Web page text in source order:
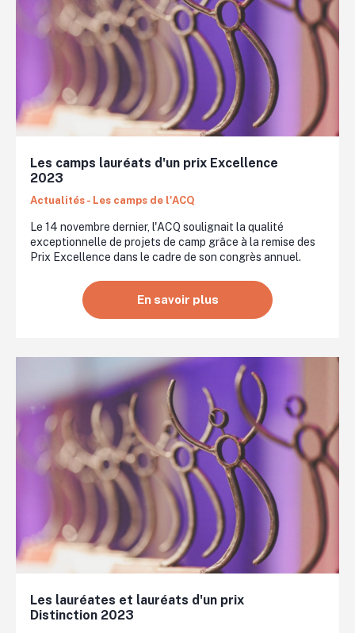
Les camps lauréats d'un prix Excellence
2023
Actualités - Les camps de l'ACQ
Le 14 novembre dernier, l'ACQ soulignait la qualité
exceptionnelle de projets de camp grâce à la remise des
Prix Excellence dans le cadre de son congrès annuel.
En savoir plus
Les lauréates et lauréats d'un prix
Distinction 2023